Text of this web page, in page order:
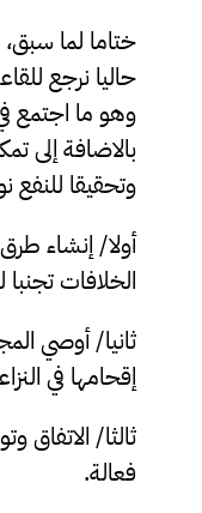
ختاما لما سبق،
حاليا نرجع
وهو ما اجتمع
بالاضافة إلى
وتحقيقا للنفع
أولا/ إنشاء
الخلافات
ثانيا/ أوصي
إقحامها في
ثالثا/
فعالة.